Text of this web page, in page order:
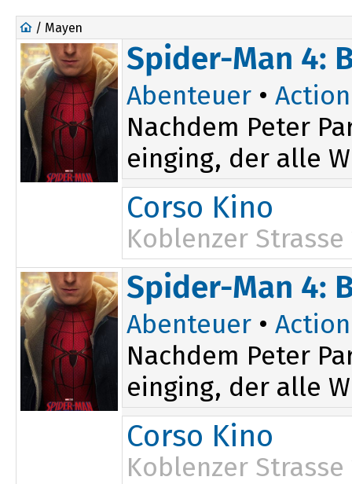
/ Mayen
Spider-Man 4:
Abenteuer • Action
Nachdem Peter
einging, der alle
Corso Kino
Koblenzer Strasse
19:45
Spider-Man 4:
Abenteuer • Action
Nachdem Peter
einging, der alle
Corso Kino
Koblenzer Strasse